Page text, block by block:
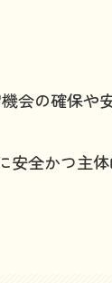
会の確保や
全かつ主